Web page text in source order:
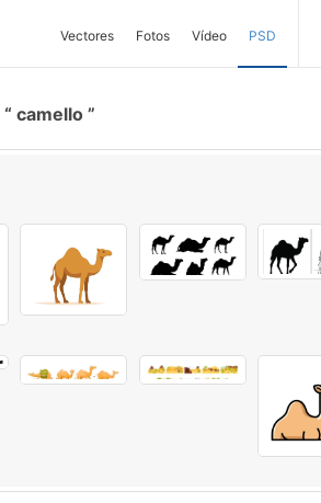
Vectores Fotos Vídeo PSD
camello